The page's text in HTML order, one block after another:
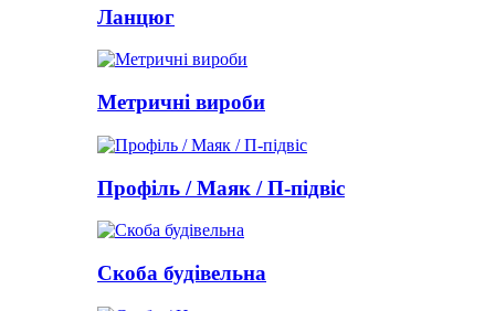
Ланцюг
Метричні вироби
Профіль / Маяк / П-підвіс
Скоба будівельна